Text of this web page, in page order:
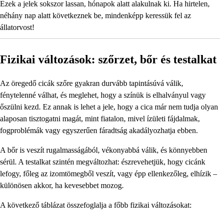
Ezek a jelek sokszor lassan, hónapok alatt alakulnak ki. Ha hirtelen,
néhány nap alatt következnek be, mindenképp keressük fel az
állatorvost!
Fizikai változások: szőrzet, bőr és testalkat
Az öregedő cicák szőre gyakran durvább tapintásúvá válik,
fénytelenné válhat, és meglehet, hogy a színük is elhalványul vagy
őszülni kezd. Ez annak is lehet a jele, hogy a cica már nem tudja olyan
alaposan tisztogatni magát, mint fiatalon, mivel ízületi fájdalmak,
fogproblémák vagy egyszerűen fáradtság akadályozhatja ebben.
A bőr is veszít rugalmasságából, vékonyabbá válik, és könnyebben
sérül. A testalkat szintén megváltozhat: észrevehetjük, hogy cicánk
lefogy, főleg az izomtömegből veszít, vagy épp ellenkezőleg, elhízik –
különösen akkor, ha kevesebbet mozog.
A következő táblázat összefoglalja a főbb fizikai változásokat: